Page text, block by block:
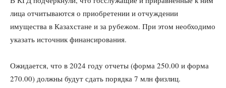
лица отчитываются о приобретении и отчуждении
имущества в Казахстане и за рубежом. При этом необходимо
указать источник финансирования.
Ожидается, что в 2024 году отчеты (форма 250.00 и форма
270.00) должны будут сдать порядка 7 млн физлиц.